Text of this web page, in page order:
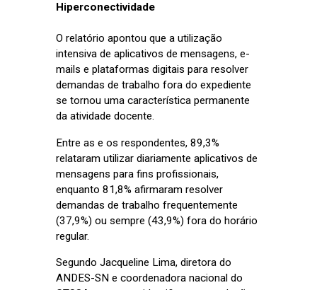
Hiperconectividade
O relatório apontou que a utilização
intensiva de aplicativos de mensagens, e-
mails e plataformas digitais para resolver
demandas de trabalho fora do expediente
se tornou uma característica permanente
da atividade docente.
Entre as e os respondentes, 89,3%
relataram utilizar diariamente aplicativos de
mensagens para fins profissionais,
enquanto 81,8% afirmaram resolver
demandas de trabalho frequentemente
(37,9%) ou sempre (43,9%) fora do horário
regular.
Segundo Jacqueline Lima, diretora do
ANDES-SN e coordenadora nacional do